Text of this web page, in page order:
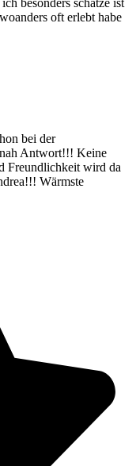
oft erlebt habe
bei der
Antwort!!! Keine
Freundlichkeit wird da
Wärmste